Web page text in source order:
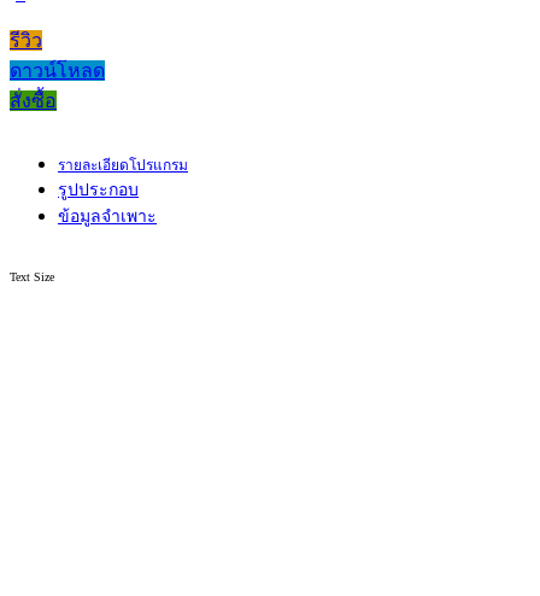
รีวิว
ดาวน์โหลด
สั่งซื้อ
รายละเอียดโปรแกรม
รูปประกอบ
ข้อมูลจำเพาะ
Text Size